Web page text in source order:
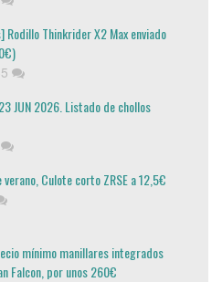
Rodillo Thinkrider X2 Max enviado
JUN 2026. Listado de chollos
Culote corto ZRSE a 12,5€
mínimo manillares integrados
Falcon, por unos 260€